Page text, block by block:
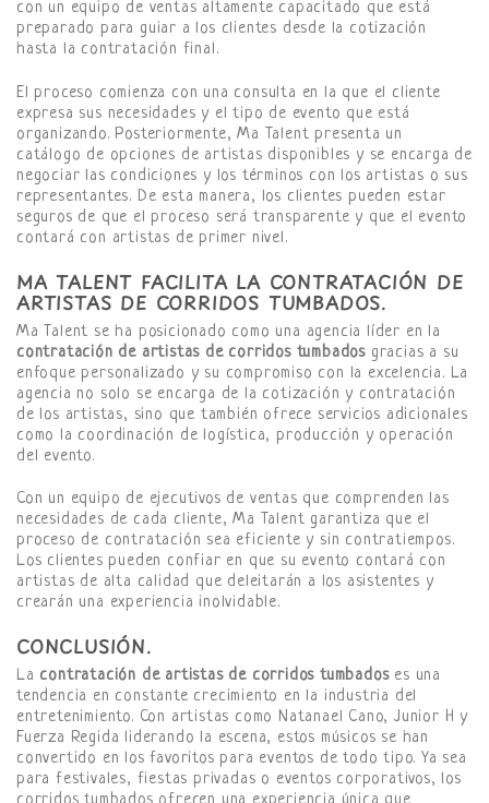
con un equipo de ventas altamente capacitado que está
preparado para guiar a los clientes desde la cotización
hasta la contratación final.
El proceso comienza con una consulta en la que el cliente
expresa sus necesidades y el tipo de evento que está
organizando. Posteriormente, Ma Talent presenta un
catálogo de opciones de artistas disponibles y se encarga de
negociar las condiciones y los términos con los artistas o sus
representantes. De esta manera, los clientes pueden estar
seguros de que el proceso será transparente y que el evento
contará con artistas de primer nivel.
MA TALENT FACILITA LA CONTRATACIÓN DE
ARTISTAS DE CORRIDOS TUMBADOS.
Ma Talent se ha posicionado como una agencia líder en la
contratación de artistas de corridos tumbados gracias a su
enfoque personalizado y su compromiso con la excelencia. La
agencia no solo se encarga de la cotización y contratación
de los artistas, sino que también ofrece servicios adicionales
como la coordinación de logística, producción y operación
del evento.
Con un equipo de ejecutivos de ventas que comprenden las
necesidades de cada cliente, Ma Talent garantiza que el
proceso de contratación sea eficiente y sin contratiempos.
Los clientes pueden confiar en que su evento contará con
artistas de alta calidad que deleitarán a los asistentes y
crearán una experiencia inolvidable.
CONCLUSIÓN.
La contratación de artistas de corridos tumbadoses una
tendencia en constante crecimiento en la industria del
entretenimiento. Con artistas como Natanael Cano, Junior H y
Fuerza Regida liderando la escena, estos músicos se han
convertido en los favoritos para eventos de todo tipo. Ya sea
para festivales, fiestas privadas o eventos corporativos, los